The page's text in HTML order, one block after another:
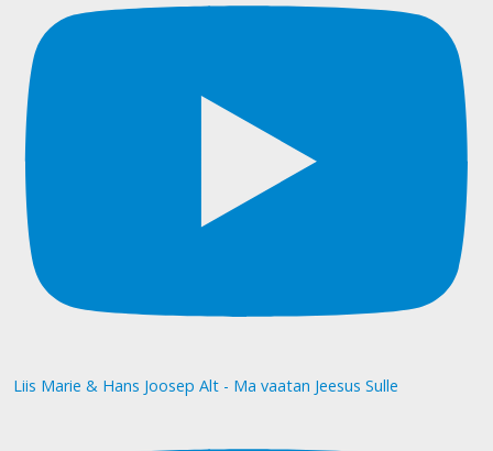
Liis Marie & Hans Joosep Alt - Ma vaatan Jeesus Sulle